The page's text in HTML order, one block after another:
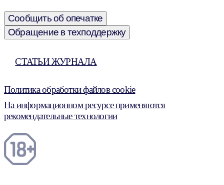
Сообщить об опечатке
Обращение в техподдержку
СТАТЬИ ЖУРНАЛА
Политика обработки файлов cookie
На информационном ресурсе применяются
рекомендательные технологии